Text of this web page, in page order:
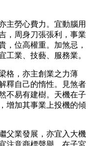
主勞心費力。宜動腦用
，周身刀張張利，事業
，位高權重。加煞忌，
工業、技藝、服務業。
格，亦主創業之力薄
釋自己的惰性。見煞者
不易有建樹。天機在子
增加其事業上投機的傾
父業發展，亦宜入大機